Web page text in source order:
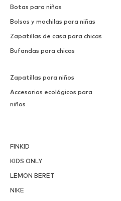
Botas para niñas
Bolsos y mochilas para niñas
Zapatillas de casa para chicas
Bufandas para chicas
Zapatillas para niños
Accesorios ecológicos para
niños
FINKID
KIDS ONLY
LEMON BERET
NIKE